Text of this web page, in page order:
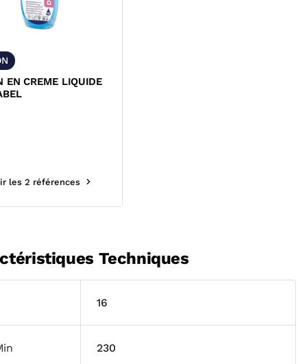
EN CREME LIQUIDE
les 2 références
Techniques
16
230